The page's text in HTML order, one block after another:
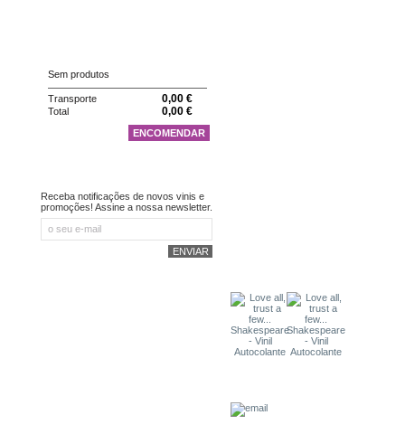
Sem produtos
Transporte 0,00 €
Total 0,00 €
ENCOMENDAR
Receba notificações de novos vinis e
promoções! Assine a nossa newsletter.